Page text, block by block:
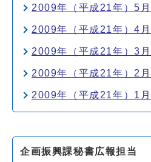
2009年（平成21年）5
2009年（平成21年）4
2009年（平成21年）3
2009年（平成21年）2
2009年（平成21年）1
企画振興課秘書広報担当